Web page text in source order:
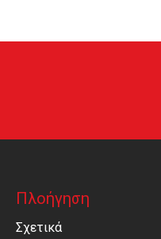
Πλοήγηση
Σχετικά